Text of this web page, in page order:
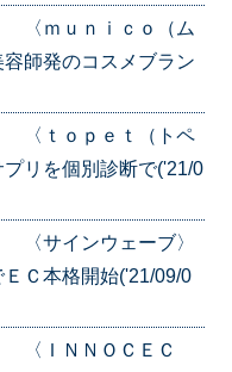
〈ｍｕｎｉｃｏ（ム
師発のコスメブラン
〈ｔｏｐｅｔ（トペ
リを個別診断で('21/0
〈サインウェーブ〉
Ｃ本格開始('21/09/0
〈ＩＮＮＯＣＥＣ